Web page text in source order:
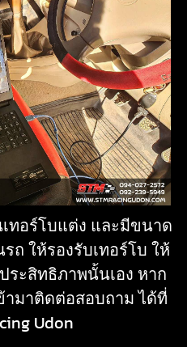
เทอร์โบแต่ง และมีขนาด
ให้รองรับเทอร์โบ ให้
ระสิทธิภาพนั้นเอง หาก
ามาติดต่อสอบถาม ได้ที่
Udon